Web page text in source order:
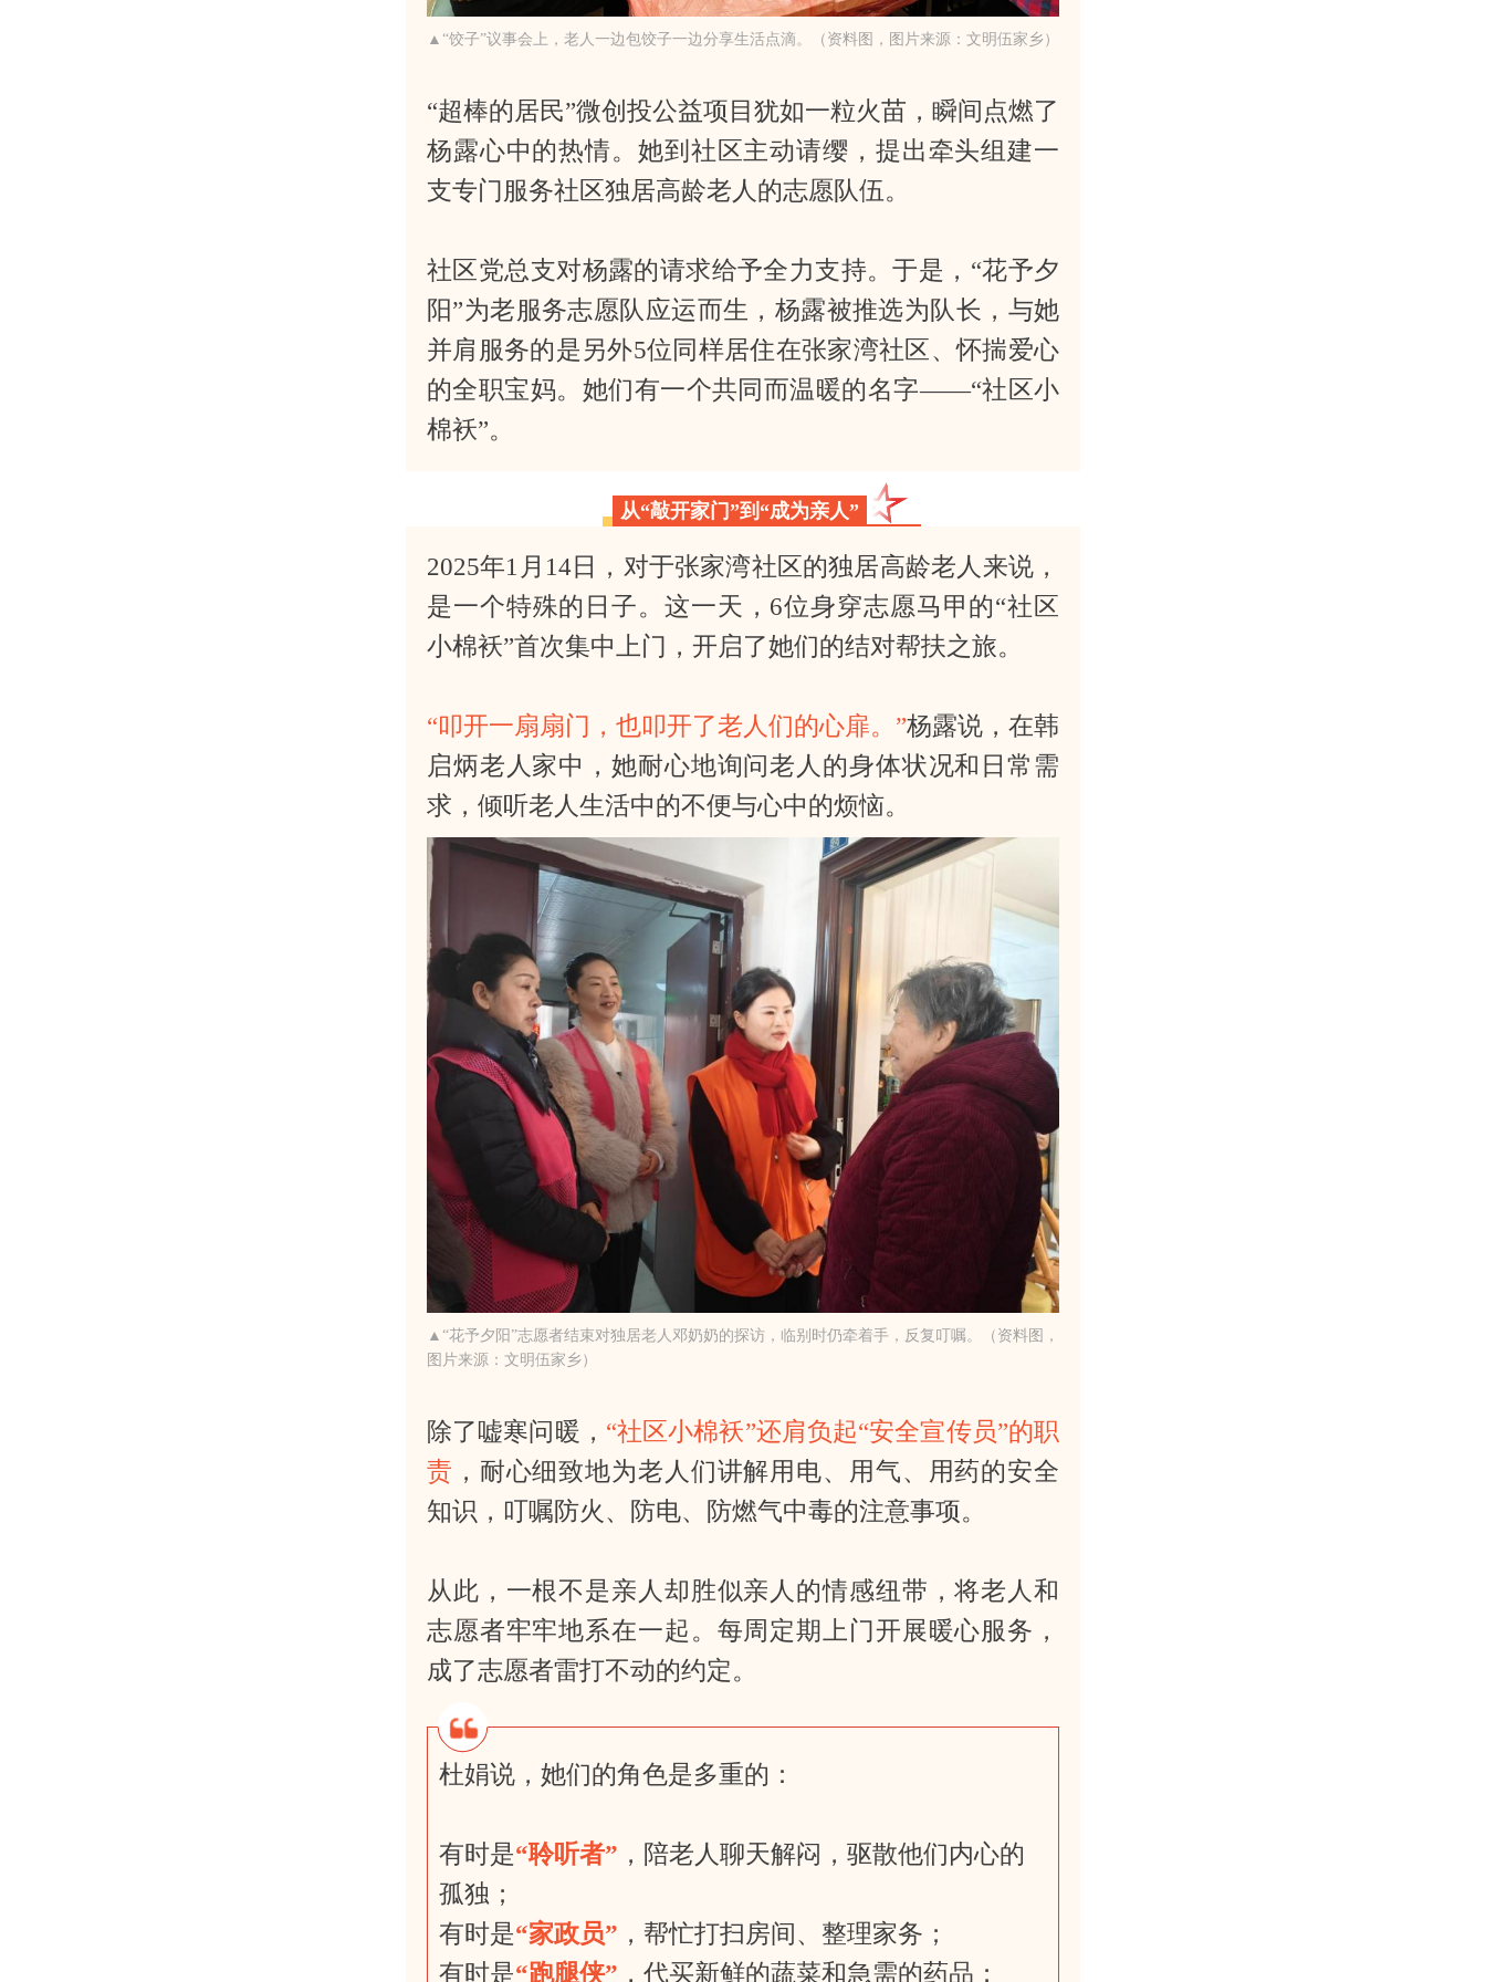
▲“饺子”议事会上，老人一边包饺子一边分享生活点滴。（资料图，图片来源：文明伍家乡）
“超棒的居民”微创投公益项目犹如一粒火苗，瞬间点燃了
杨露心中的热情。她到社区主动请缨，提出牵头组建一
支专门服务社区独居高龄老人的志愿队伍。
社区党总支对杨露的请求给予全力支持。于是，“花予夕
阳”为老服务志愿队应运而生，杨露被推选为队长，与她
并肩服务的是另外5位同样居住在张家湾社区、怀揣爱心
的全职宝妈。她们有一个共同而温暖的名字——“社区小
棉袄”。
从“敲开家门”到“成为亲人”
2025年1月14日，对于张家湾社区的独居高龄老人来说，
是一个特殊的日子。这一天，6位身穿志愿马甲的“社区
小棉袄”首次集中上门，开启了她们的结对帮扶之旅。
“叩开一扇扇门，也叩开了老人们的心扉。”杨露说，在韩
启炳老人家中，她耐心地询问老人的身体状况和日常需
求，倾听老人生活中的不便与心中的烦恼。
▲“花予夕阳”志愿者结束对独居老人邓奶奶的探访，临别时仍牵着手，反复叮嘱。（资料图，
图片来源：文明伍家乡）
除了嘘寒问暖， “社区小棉袄”还肩负起“安全宣传员”的职
责 ，耐心细致地为老人们讲解用电、用气、用药的安全
知识，叮嘱防火、防电、防燃气中毒的注意事项。
从此，一根不是亲人却胜似亲人的情感纽带，将老人和
志愿者牢牢地系在一起。每周定期上门开展暖心服务，
成了志愿者雷打不动的约定。
杜娟说，她们的角色是多重的：
有时是“聆听者” ，陪老人聊天解闷，驱散他们内心的
孤独；
有时是“家政员” ，帮忙打扫房间、整理家务；
有时是“跑腿侠” ，代买新鲜的蔬菜和急需的药品；